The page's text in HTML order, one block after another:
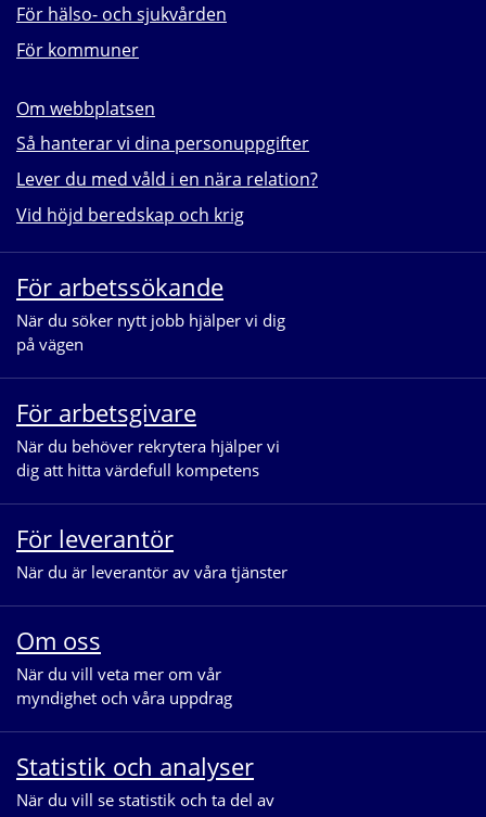
För hälso- och sjukvården
För kommuner
Om webbplatsen
Så hanterar vi dina personuppgifter
Lever du med våld i en nära relation?
Vid höjd beredskap och krig
För arbetssökande
När du söker nytt jobb hjälper vi dig
på vägen
För arbetsgivare
När du behöver rekrytera hjälper vi
dig att hitta värdefull kompetens
För leverantör
När du är leverantör av våra tjänster
Om oss
När du vill veta mer om vår
myndighet och våra uppdrag
Statistik och analyser
När du vill se statistik och ta del av